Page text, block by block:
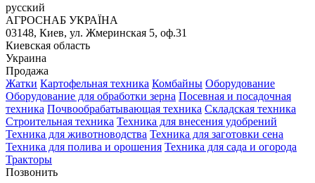
русский
АГРОСНАБ УКРАЇНА
03148, Киев, ул. Жмеринская 5, оф.31
Киевская область
Украина
Продажа
Жатки Картофельная техника Комбайны Оборудование
Оборудование для обработки зерна Посевная и посадочная
техника Почвообрабатывающая техника Складская техника
Строительная техника Техника для внесения удобрений
Техника для животноводства Техника для заготовки сена
Техника для полива и орошения Техника для сада и огорода
Тракторы
Позвонить